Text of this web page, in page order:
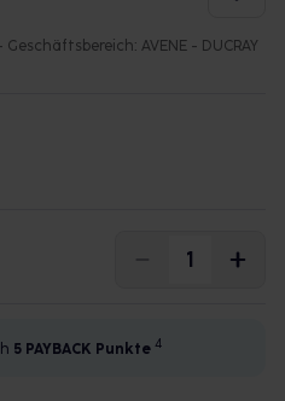
- Geschäftsbereich: AVENE - DUCRAY
5 PAYBACK Punkte 4